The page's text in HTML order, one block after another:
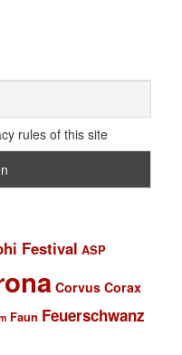
rules of this site
Festival ASP
Corvus Corax
Faun Feuerschwanz